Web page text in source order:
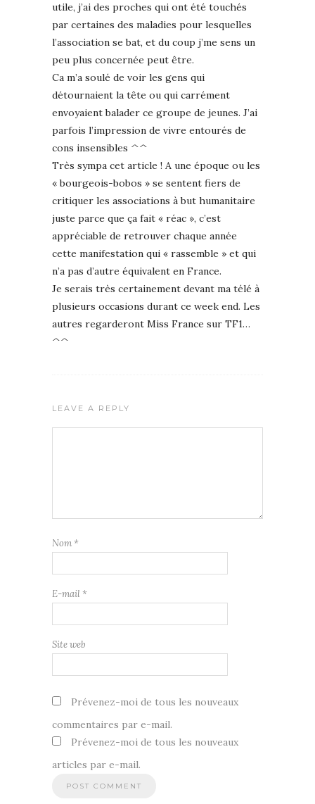
utile, j’ai des proches qui ont été touchés
par certaines des maladies pour lesquelles
l’association se bat, et du coup j’me sens un
peu plus concernée peut être.
Ca m’a soulé de voir les gens qui
détournaient la tête ou qui carrément
envoyaient balader ce groupe de jeunes. J’ai
parfois l’impression de vivre entourés de
cons insensibles ^^
Très sympa cet article ! A une époque ou les
« bourgeois-bobos » se sentent fiers de
critiquer les associations à but humanitaire
juste parce que ça fait « réac », c’est
appréciable de retrouver chaque année
cette manifestation qui « rassemble » et qui
n’a pas d’autre équivalent en France.
Je serais très certainement devant ma télé à
plusieurs occasions durant ce week end. Les
autres regarderont Miss France sur TF1…
^^
LEAVE A REPLY
Nom *
E-mail *
Site web
Prévenez-moi de tous les nouveaux
commentaires par e-mail.
Prévenez-moi de tous les nouveaux
articles par e-mail.